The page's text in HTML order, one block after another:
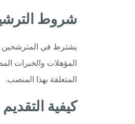
شروط
يشترط في المترشحين
المؤهلات والخبرات
المتعلقة بهذا المنصب.
كيفية التقديم